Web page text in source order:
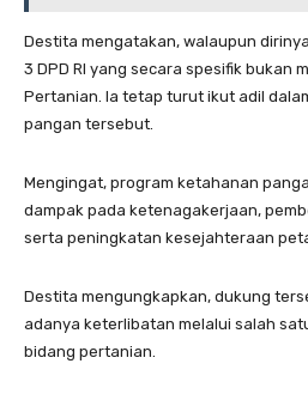
Destita mengatakan, walaupun
3 DPD RI yang secara spesifik bukan
Pertanian. Ia tetap turut ikut adil
pangan tersebut.
Mengingat, program ketahanan
dampak pada ketenagakerjaan,
serta peningkatan kesejahteraan
Destita mengungkapkan, dukung
adanya keterlibatan melalui salah
bidang pertanian.